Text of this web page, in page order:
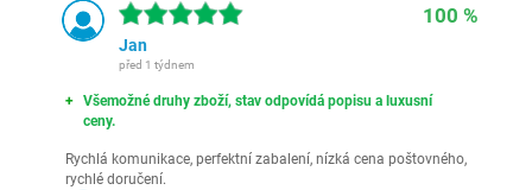
100 %
Jan
před 1 týdnem
Všemožné druhy zboží, stav odpovídá popisu a luxusní
ceny.
Rychlá komunikace, perfektní zabalení, nízká cena poštovného,
rychlé doručení.